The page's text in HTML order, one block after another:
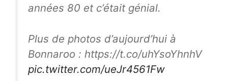
années 80 et c’était génial.
Plus de photos d’aujourd’hui à
Bonnaroo : https://t.co/uhYsoYhnhV
pic.twitter.com/ueJr4561Fw